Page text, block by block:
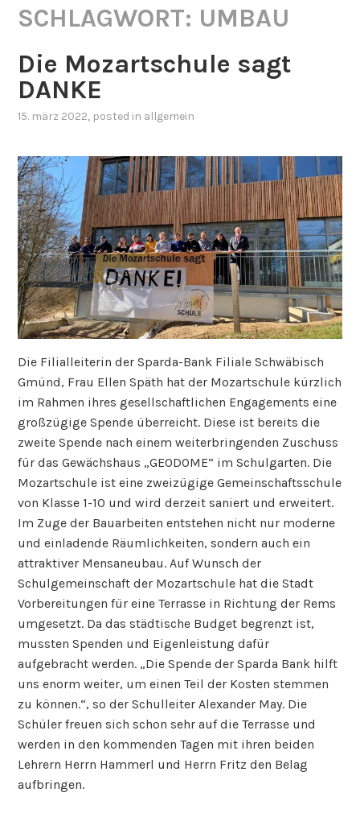
SCHLAGWORT: UMBAU
Die Mozartschule sagt
DANKE
15. märz 2022, posted in allgemein
Die Filialleiterin der Sparda-Bank Filiale Schwäbisch
Gmünd, Frau Ellen Späth hat der Mozartschule kürzlich
im Rahmen ihres gesellschaftlichen Engagements eine
großzügige Spende überreicht. Diese ist bereits die
zweite Spende nach einem weiterbringenden Zuschuss
für das Gewächshaus „GEODOME“ im Schulgarten. Die
Mozartschule ist eine zweizügige Gemeinschaftsschule
von Klasse 1-10 und wird derzeit saniert und erweitert.
Im Zuge der Bauarbeiten entstehen nicht nur moderne
und einladende Räumlichkeiten, sondern auch ein
attraktiver Mensaneubau. Auf Wunsch der
Schulgemeinschaft der Mozartschule hat die Stadt
Vorbereitungen für eine Terrasse in Richtung der Rems
umgesetzt. Da das städtische Budget begrenzt ist,
mussten Spenden und Eigenleistung dafür
aufgebracht werden. „Die Spende der Sparda Bank hilft
uns enorm weiter, um einen Teil der Kosten stemmen
zu können.“, so der Schulleiter Alexander May. Die
Schüler freuen sich schon sehr auf die Terrasse und
werden in den kommenden Tagen mit ihren beiden
Lehrern Herrn Hammerl und Herrn Fritz den Belag
aufbringen.